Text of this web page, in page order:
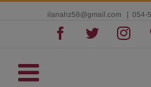
Pinterest
Instagram
Twitter